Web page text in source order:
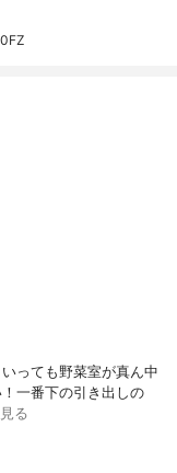
っても野菜室が真ん中
一番下の引き出しの
る